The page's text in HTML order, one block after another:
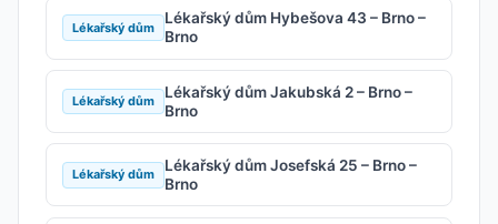
Lékařský dům
Lékařský dům Hybešova 43 – Brno –
Brno
Lékařský dům
Lékařský dům Jakubská 2 – Brno –
Brno
Lékařský dům
Lékařský dům Josefská 25 – Brno –
Brno